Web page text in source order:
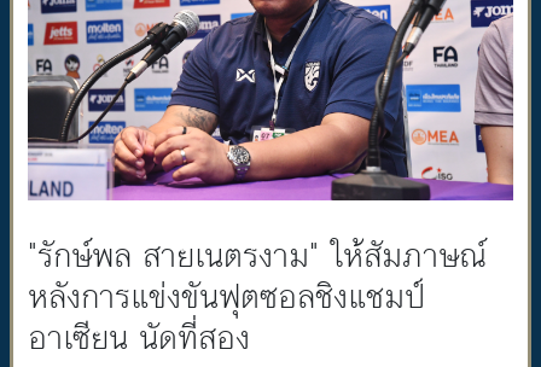
"รักษ์พล สายเนตรงาม" ให้สัมภาษณ์
หลังการแข่งขันฟุตซอลชิงแชมป์
อาเซียน นัดที่สอง